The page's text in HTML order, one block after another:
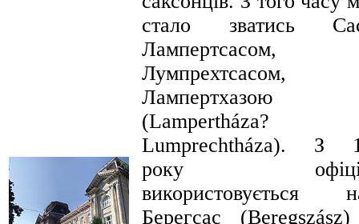
стало зватись
Лампертсасом,
Лумпрехтсасом,
Лампертхазою
(Lampertháza?
Lumprechtháza). З
року
використовується
Берегсас